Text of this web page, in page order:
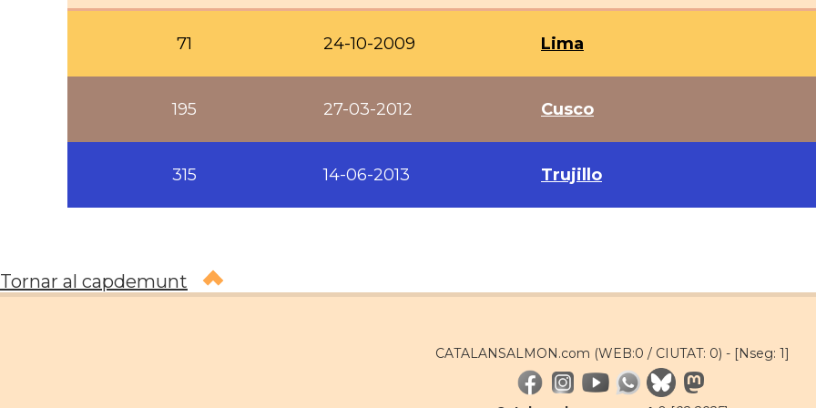
71 24-10-2009 Lima
195 27-03-2012 Cusco
315 14-06-2013 Trujillo
Tornar al capdemunt
CATALANSALMON.com (WEB:0 / CIUTAT: 0) - [Nseg: 1]